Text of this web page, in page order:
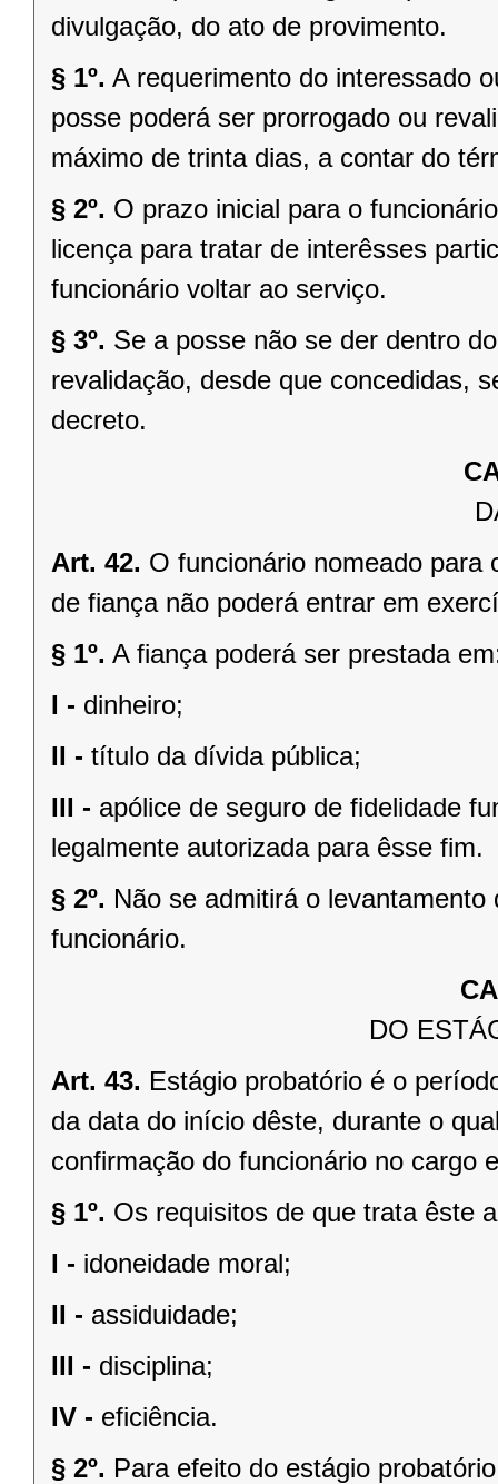
divulgação, do ato de provimento.
§ 1º. A requerimento do interessado
posse poderá ser prorrogado ou
máximo de trinta dias, a contar do
§ 2º. O prazo inicial para o
licença para tratar de interêsses
funcionário voltar ao serviço.
§ 3º. Se a posse não se der dentro
revalidação, desde que concedidas,
decreto.
Art. 42. O funcionário nomeado para
de fiança não poderá entrar em
§ 1º. A fiança poderá ser prestada
I - dinheiro;
II - título da dívida pública;
III - apólice de seguro de fidelidade
legalmente autorizada para êsse fim.
§ 2º. Não se admitirá o
funcionário.
DO
Art. 43. Estágio probatório é o
da data do início dêste, durante o
confirmação do funcionário no cargo
§ 1º. Os requisitos de que trata êste
I - idoneidade moral;
II - assiduidade;
III - disciplina;
IV - eficiência.
§ 2º. Para efeito do estágio